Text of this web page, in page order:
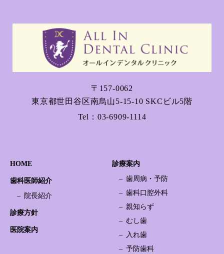
〒157-0062
東京都世田谷区南烏山5-15-10 SKCビル5階
Tel： 03-6909-1114
HOME
歯科医師紹介
院長紹介
診療方針
医院案内
診療案内
歯周病・予防
歯科口腔外科
親知らず
むし歯
入れ歯
予防歯科